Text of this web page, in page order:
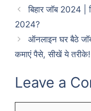
बिहार जॉब 2024 |
2024?
ऑनलाइन घर बैठे
कमाएं पैसे, सीखें ये तरीके!
Leave a